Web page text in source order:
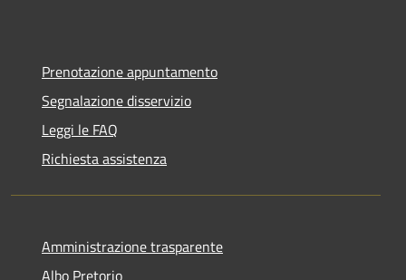
Prenotazione appuntamento
Segnalazione disservizio
Leggi le FAQ
Richiesta assistenza
Amministrazione trasparente
Albo Pretorio